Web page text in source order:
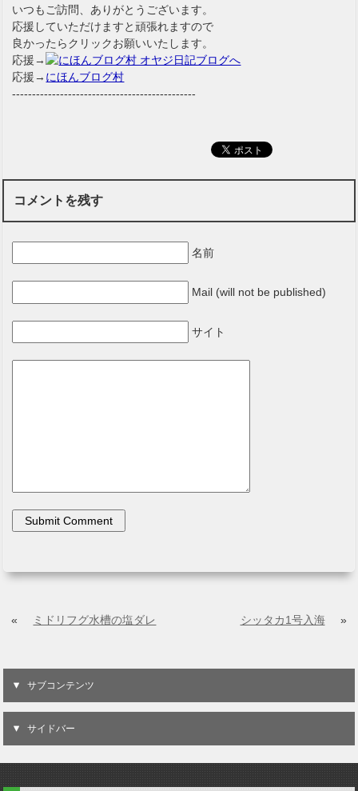
いつもご訪問、ありがとうございます。
応援していただけますと頑張れますので
良かったらクリックお願いいたします。
応援→
応援→ にほんブログ村
----------------------------------------------
コメントを残す
名前
Mail (will not be published)
サイト
« ミドリフグ水槽の塩ダレ シッタカ1号入海 »
サブコンテンツ
サイドバー